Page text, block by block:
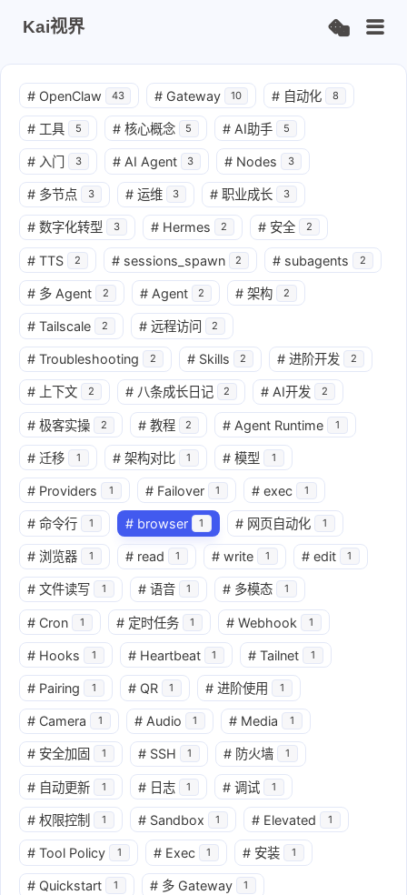
Kai视界
# OpenClaw 43 # Gateway 10 # 自动化 8
# 工具 5 # 核心概念 5 # AI助手 5
# 入门 3 # AI Agent 3 # Nodes 3
# 多节点 3 # 运维 3 # 职业成长 3
# 数字化转型 3 # Hermes 2 # 安全 2
# TTS 2 # sessions_spawn 2 # subagents 2
# 多 Agent 2 # Agent 2 # 架构 2
# Tailscale 2 # 远程访问 2
# Troubleshooting 2 # Skills 2 # 进阶开发 2
# 上下文 2 # 八条成长日记 2 # AI开发 2
# 极客实操 2 # 教程 2 # Agent Runtime 1
# 迁移 1 # 架构对比 1 # 模型 1
# Providers 1 # Failover 1 # exec 1
# 命令行 1 # browser 1 # 网页自动化 1
# 浏览器 1 # read 1 # write 1 # edit 1
# 文件读写 1 # 语音 1 # 多模态 1
# Cron 1 # 定时任务 1 # Webhook 1
# Hooks 1 # Heartbeat 1 # Tailnet 1
# Pairing 1 # QR 1 # 进阶使用 1
# Camera 1 # Audio 1 # Media 1
# 安全加固 1 # SSH 1 # 防火墙 1
# 自动更新 1 # 日志 1 # 调试 1
# 权限控制 1 # Sandbox 1 # Elevated 1
# Tool Policy 1 # Exec 1 # 安装 1
# Quickstart 1 # 多 Gateway 1